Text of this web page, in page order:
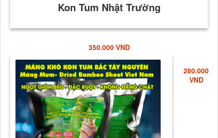
350.000 VND
280.000
VND